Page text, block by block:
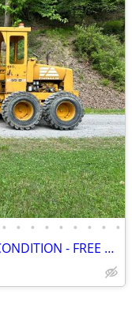
• • • • • • • • •
FIAT 65B MOTOR GRADER - GREAT CONDITION - FREE DELIVERY